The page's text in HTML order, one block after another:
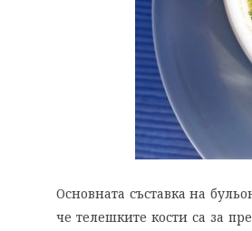
Основната съставка на
че телешките кости са за